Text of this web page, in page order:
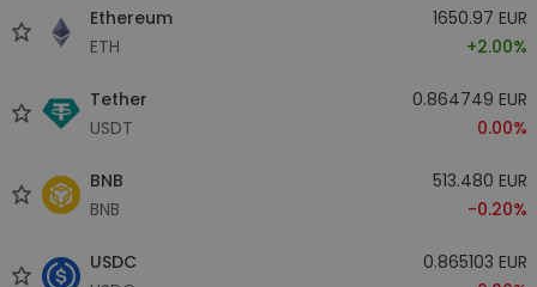
Ethereum
ETH
1650.97 EUR
+2.00%
Tether
USDT
0.864749 EUR
0.00%
BNB
BNB
513.480 EUR
-0.20%
USDC
0.865103 EUR